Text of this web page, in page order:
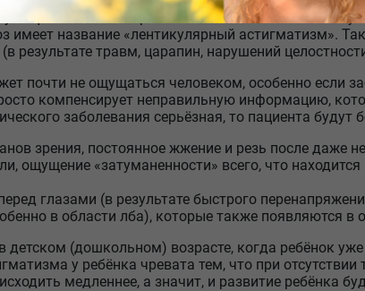
пациента имеется роговичный астигматизм. В
имеет название «лентикулярный астигматизм».
результате травм, царапин, нарушений
почти не ощущаться человеком, особенно если
компенсирует неправильную информацию,
заболевания серьёзная, то пациента
зрения, постоянное жжение и резь после даже
ощущение «затуманенности» всего, что находится
глазами (в результате быстрого
в области лба), которые также появляются в
(дошкольном) возрасте, когда ребёнок
у ребёнка чревата тем, что при
медленнее, а значит, и развитие ребёнка